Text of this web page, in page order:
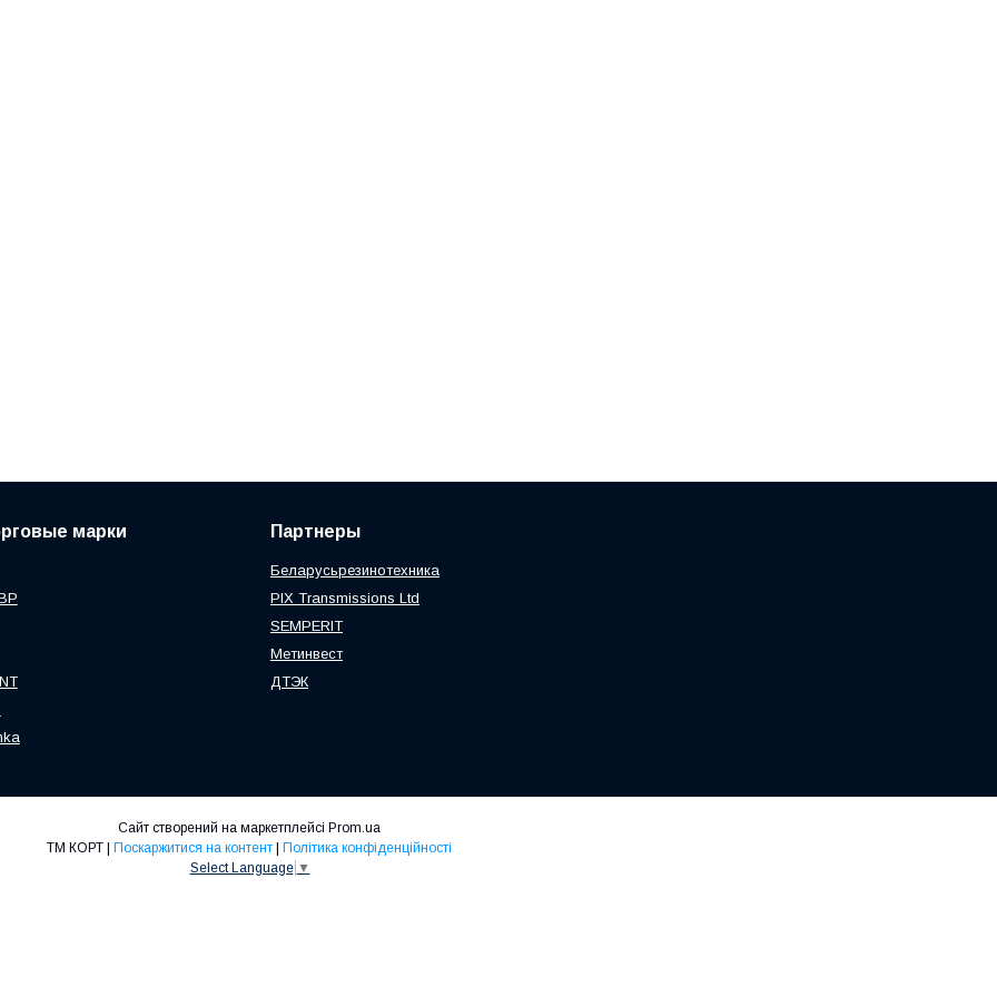
марки Партнеры
Беларусьрезинотехника
PIX Transmissions Ltd
SEMPERIT
Метинвест
ДТЭК
Сайт створений на маркетплейсі Prom.ua
ТМ КОРТ | Поскаржитися на контент | Політика конфіденційності
Select Language ▼